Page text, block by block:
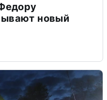
новый